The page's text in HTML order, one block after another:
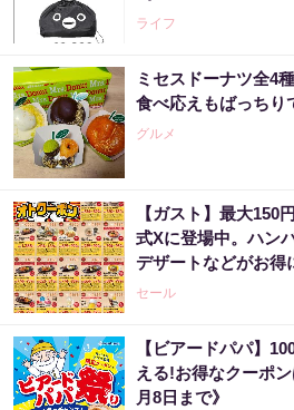
ライフ
ミセスドーナツ全4
食べ応えもばっちり
グルメ
【ガスト】最大150
式Xに登場中。ハン
デザートなどがお得
セール
【ビアードパパ】
える!お得なクーポ
月8日まで》